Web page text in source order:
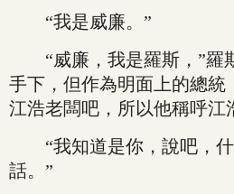
“我是威廉。”
“威廉，我是羅斯，”羅
手下，但作為明面上的總統
江浩老闆吧，所以他稱呼江
“我知道是你，說吧，什
話。”